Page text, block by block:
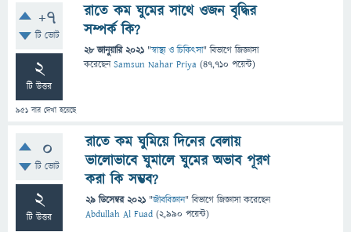
+7
টি ভোট
2
টি উত্তর
951 বার দেখা হয়েছে
রাতে কম ঘুমের সাথে ওজন বৃদ্ধির
সম্পর্ক কি?
28 জানুয়ারি 2021 "স্বাস্থ্য ও চিকিৎসা" বিভাগে জিজ্ঞাসা
করেছেনSamsun Nahar Priya (47,710 পয়েন্ট)
0
টি ভোট
2
টি উত্তর
রাতে কম ঘুমিয়ে দিনের বেলায়
ভালোভাবে ঘুমালে ঘুমের অভাব পূরণ
করা কি সম্ভব?
29 ডিসেম্বর 2021 "জীববিজ্ঞান" বিভাগে জিজ্ঞাসাকরেছেন
Abdullah Al Fuad (2,990 পয়েন্ট)